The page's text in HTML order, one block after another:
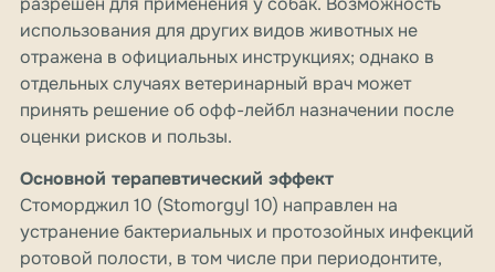
использования для других видов животных не
отражена в официальных инструкциях; однако в
отдельных случаях ветеринарный врач может
принять решение об офф-лейбл назначении после
оценки рисков и пользы.
Основной терапевтический эффект
Стоморджил 10 (Stomorgyl 10) направлен на
устранение бактериальных и протозойных инфекций
ротовой полости, в том числе при периодонтите,